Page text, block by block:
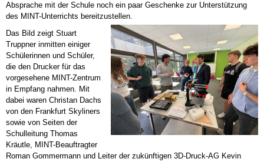
Absprache mit der Schule noch ein paar Geschenke zur Unterstützung
des MINT-Unterrichts bereitzustellen.
Das Bild zeigt Stuart
Truppner inmitten einiger
Schülerinnen und Schüler,
die den Drucker für das
vorgesehene MINT-Zentrum
in Empfang nahmen. Mit
dabei waren Christan Dachs
von den Frankfurt Skyliners
sowie von Seiten der
Schulleitung Thomas
Kräutle, MINT-Beauftragter
Roman Gommermann und Leiter der zukünftigen 3D-Druck-AG Kevin